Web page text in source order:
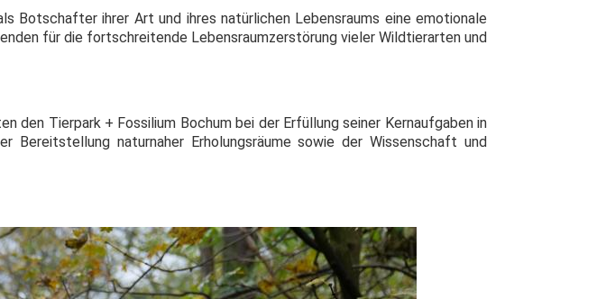
Botschafter ihrer Art und ihres natürlichen Lebensraums eine emotionale
für die fortschreitende Lebensraumzerstörung vieler Wildtierarten und
Tierpark + Fossilium Bochum bei der Erfüllung seiner Kernaufgaben in
naturnaher Erholungsräume sowie der Wissenschaft und